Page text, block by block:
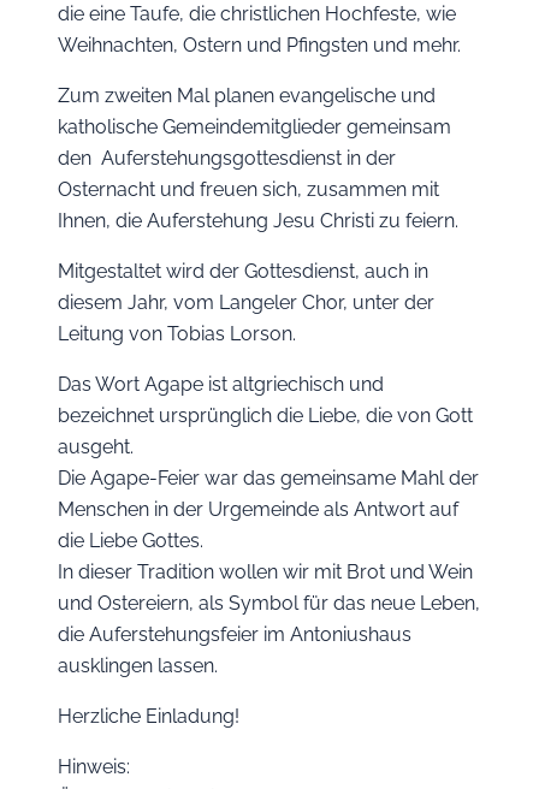
die eine Taufe, die christlichen Hochfeste, wie
Weihnachten, Ostern und Pfingsten und mehr.
Zum zweiten Mal planen evangelische und
katholische Gemeindemitglieder gemeinsam
den Auferstehungsgottesdienst in der
Osternacht und freuen sich, zusammen mit
Ihnen, die Auferstehung Jesu Christi zu feiern.
Mitgestaltet wird der Gottesdienst, auch in
diesem Jahr, vom Langeler Chor, unter der
Leitung von Tobias Lorson.
Das Wort Agape ist altgriechisch und
bezeichnet ursprünglich die Liebe, die von Gott
ausgeht.
Die Agape-Feier war das gemeinsame Mahl der
Menschen in der Urgemeinde als Antwort auf
die Liebe Gottes.
In dieser Tradition wollen wir mit Brot und Wein
und Ostereiern, als Symbol für das neue Leben,
die Auferstehungsfeier im Antoniushaus
ausklingen lassen.
Herzliche Einladung!
Hinweis: